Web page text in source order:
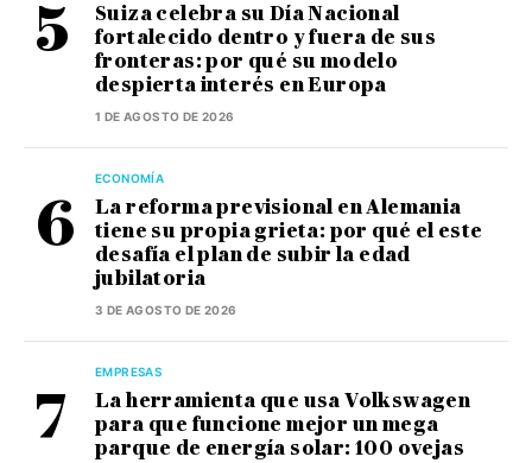
Suiza celebra su Día Nacional
fortalecido dentro y fuera de sus
fronteras: por qué su modelo
despierta interés en Europa
1 DE AGOSTO DE 2026
ECONOMÍA
La reforma previsional en Alemania
tiene su propia grieta: por qué el este
desafía el plan de subir la edad
jubilatoria
3 DE AGOSTO DE 2026
EMPRESAS
La herramienta que usa Volkswagen
para que funcione mejor un mega
parque de energía solar: 100 ovejas